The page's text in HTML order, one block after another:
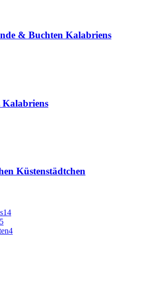
& Buchten Kalabriens
Kalabriens
Küstenstädtchen
14
5
4